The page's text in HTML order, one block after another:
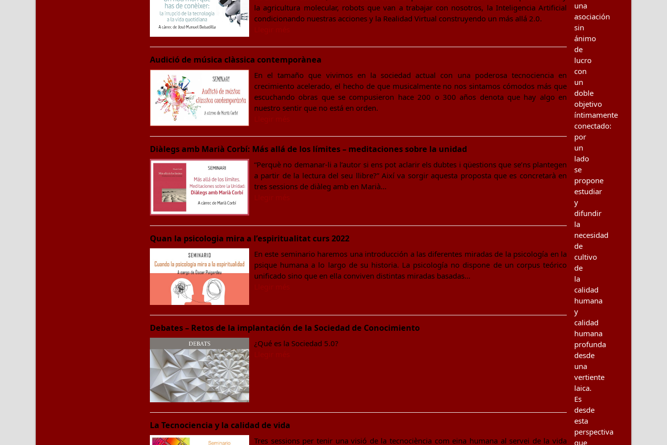
la agricultura molecular, robots que van a trabajar con nosotros, la Inteligencia Artificial
condicionando nuestras acciones y la Realidad Virtual construyendo un más allá 2.0.
Audició de música clàssica contemporànea
En el tamaño que vivimos en la sociedad actual con una poderosa tecnociencia en
crecimiento acelerado, el hecho de que musicalmente no nos sintamos cómodos más que
escuchando obras que se compusieron hace 200 o 300 años denota que hay algo en
nuestro sentir que no está en orden.
Diàlegs amb Marià Corbí: Más allá de los límites – meditaciones sobre la unidad
“Perquè no demanar-li a l’autor si ens pot aclarir els dubtes i qüestions que se’ns plantegen
a partir de la lectura del seu llibre?” Així va sorgir aquesta proposta que es concretarà en
tres sessions de diàleg amb en Marià…
Quan la psicologia mira a l’espiritualitat curs 2022
En este seminario haremos una introducción a las diferentes miradas de la psicología en la
psique humana a lo largo de su historia. La psicología no dispone de un corpus teórico
unificado sino que en ella conviven distintas miradas basadas…
Debates – Retos de la implantación de la Sociedad de Conocimiento
¿Qué es la Sociedad 5.0?
La Tecnociencia y la calidad de vida
Tres sessions per tenir una visió de la tecnociència com eina humana al servei de la vida
una
asociación
sin
ánimo
de
lucro
con
un
doble
objetivo
íntimamente
conectado:
por
un
lado
se
propone
estudiar
y
difundir
la
necesidad
de
cultivo
de
la
calidad
humana
y
calidad
humana
profunda
desde
una
vertiente
laica.
Es
desde
esta
perspectiva
que